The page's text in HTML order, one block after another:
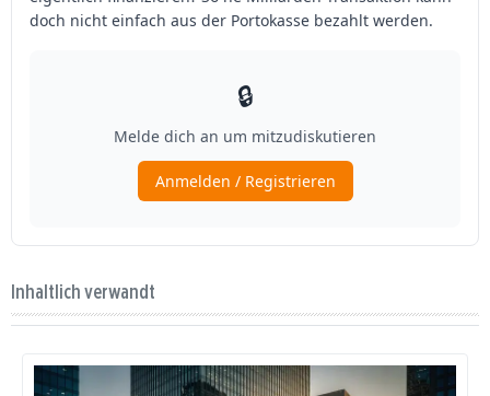
Inhaltlich verwandt